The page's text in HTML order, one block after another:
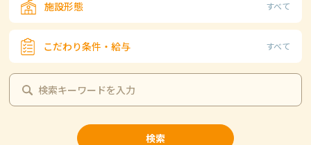
施設形態 すべて
こだわり条件・給与 すべて
検索